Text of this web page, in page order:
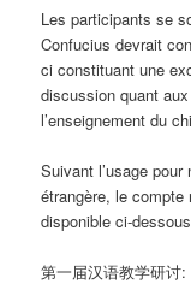
Les participants se
Confucius devrait
ci constituant une
discussion quant
l’enseignement du
Suivant l’usage
étrangère, le
disponible ci-
第一届汉语教学研讨